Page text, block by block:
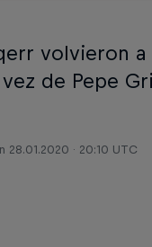
volvieron
de Pepe
28.01.2020 · 20:10 UTC